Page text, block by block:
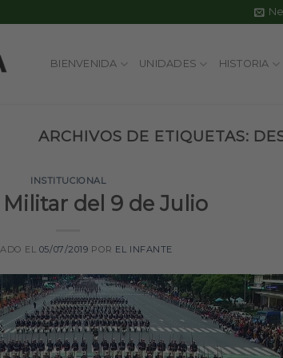
BIENVENIDA UNIDADES HISTORIA
ARCHIVOS DE ETIQUETAS:
INSTITUCIONAL
Militar del 9 de Julio
EL 05/07/2019 POR EL INFANTE